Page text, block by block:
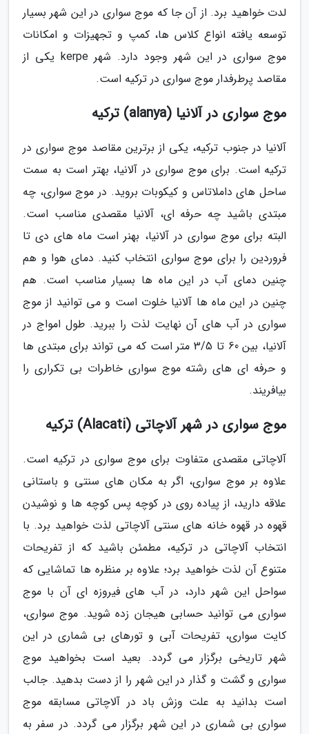
لدت خواهید برد. از آن جا که موج سواری در این شهر بسیار
توسعه یافته انواع کلاس ها، کمپ و تجهیزات و امکانات
موج سواری در این شهر وجود دارد. شهر kerpe یکی از
مقاصد پرطرفدار موج سواری در ترکیه است.
موج سواری در آلانیا (alanya) ترکیه
آلانیا در جنوب ترکیه، یکی از برترین مقاصد موج سواری در
ترکیه است. برای موج سواری در آلانیا، بهتر است به سمت
ساحل های داملاتاس و کیکوبات بروید. در موج سواری، چه
مبتدی باشید چه حرفه ای، آلانیا مقصدی مناسب است.
البته برای موج سواری در آلانیا، بهنر است ماه های دی تا
فروردین را برای موج سواری انتخاب کنید. دمای هوا و هم
چنین دمای آب در این ماه ها بسیار مناسب است. هم
چنین در این ماه ها آلانیا خلوت است و می توانید از موج
سواری در آب های آن نهایت لذت را ببرید. طول امواج در
آلانیا، بین 60 تا 3/5 متر است که می تواند برای مبتدی ها
و حرفه ای های رشته موج سواری خاطرات بی تکراری را
بیافریند.
موج سواری در شهر آلاچاتی (Alacati) ترکیه
آلاچاتی مقصدی متفاوت برای موج سواری در ترکیه است.
علاوه بر موج سواری، اگر به مکان های سنتی و باستانی
علاقه دارید، از پیاده روی در کوچه پس کوچه ها و نوشیدن
قهوه در قهوه خانه های سنتی آلاچاتی لذت خواهید برد. با
انتخاب آلاچاتی در ترکیه، مطمئن باشید که از تفریحات
متنوع آن لذت خواهید برد؛ علاوه بر منظره ها تماشایی که
سواحل این شهر دارد، در آب های فیروزه ای آن با موج
سواری می توانید حسابی هیجان زده شوید. موج سواری،
کایت سواری، تفریحات آبی و تورهای بی شماری در این
شهر تاریخی برگزار می گردد. بعید است بخواهید موج
سواری و گشت و گذار در این شهر را از دست بدهید. جالب
است بدانید به علت وزش باد در آلاچاتی مسابقه موج
سواری بی شماری در این شهر برگزار می گردد. در سفر به